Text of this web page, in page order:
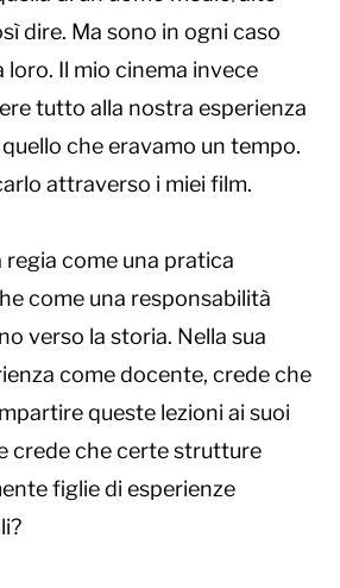
dire. Ma sono in ogni caso
Il mio cinema invece
tutto alla nostra esperienza
che eravamo un tempo.
attraverso i miei film.
regia come una pratica
come una responsabilità
verso la storia. Nella sua
come docente, crede che
queste lezioni ai suoi
crede che certe strutture
figlie di esperienze